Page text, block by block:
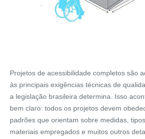
Projetos de acessibilidade completos são
às principais exigências técnicas de
a legislação brasileira determina. Isso
bem claro: todos os projetos devem
padrões que orientam sobre medidas,
materiais empregados e muitos outros